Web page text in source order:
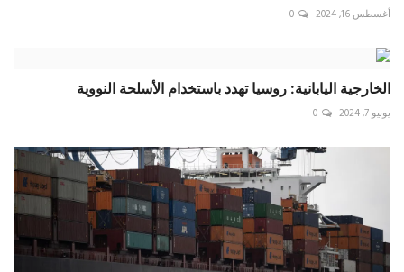
أغسطس 16, 2024 0
الخارجية اليابانية: روسيا تهدد باستخدام الأسلحة النووية
يونيو 7, 2024 0